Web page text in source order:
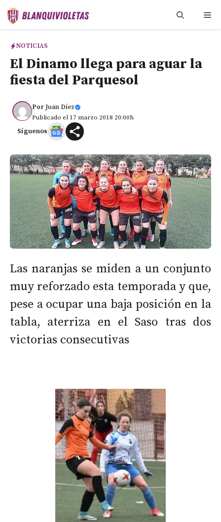
Saltar
NOTICIAS
El Dinamo llega para aguar la
fiesta del Parquesol
Por Juan Díez
Publicado el 17 marzo 2018 20:00h
Síguenos
Las naranjas se miden a un conjunto
muy reforzado esta temporada y que,
pese a ocupar una baja posición en la
tabla, aterriza en el Saso tras dos
victorias consecutivas